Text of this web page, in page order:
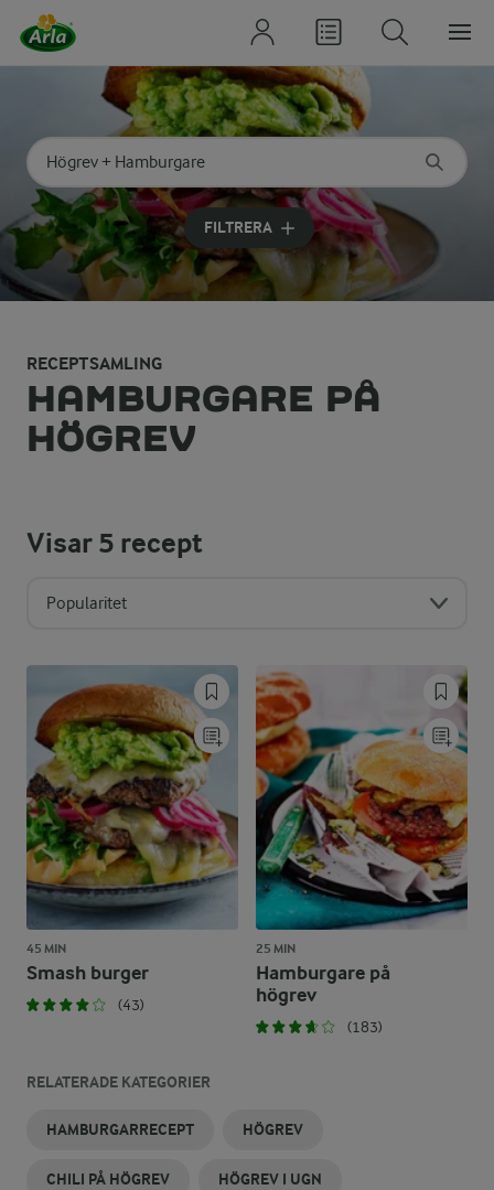
Sök på kategori eller ingrediens
Skriv in sökord för att få förslag
FILTRERA
RECEPTSAMLING
HAMBURGARE PÅ
HÖGREV
Visar5 recept
Popularitet
45 MIN
Smash burger
(43)
25 MIN
Hamburgare på
högrev
(183)
RELATERADE KATEGORIER
HAMBURGARRECEPT HÖGREV
CHILI PÅ HÖGREV HÖGREV I UGN